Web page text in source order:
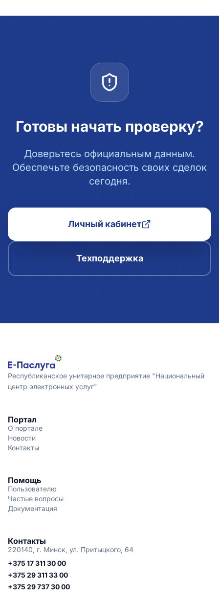
Готовы начать проверку?
Доверьтесь официальным данным.
Обеспечьте безопасность своих сделок
сегодня.
Личный кабинет
Техподдержка
Республиканское унитарное предприятие "Национальный
центр электронных услуг"
Портал
О портале
Новости
Контакты
Помощь
Пользователю
Частые вопросы
Документация
Контакты
220140, г. Минск, ул. Притыцкого, 64
+375 17 311 30 00
+375 29 311 33 00
+375 29 737 30 00